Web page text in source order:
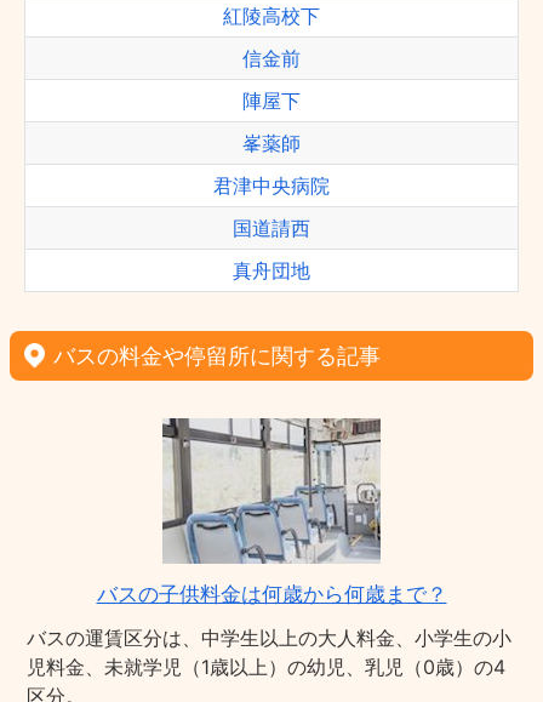
紅陵高校下
信金前
陣屋下
峯薬師
君津中央病院
国道請西
真舟団地
バスの料金や停留所に関する記事
バスの子供料金は何歳から何歳まで？
バスの運賃区分は、中学生以上の大人料金、小学生の小
児料金、未就学児（1歳以上）の幼児、乳児（0歳）の4
区分。